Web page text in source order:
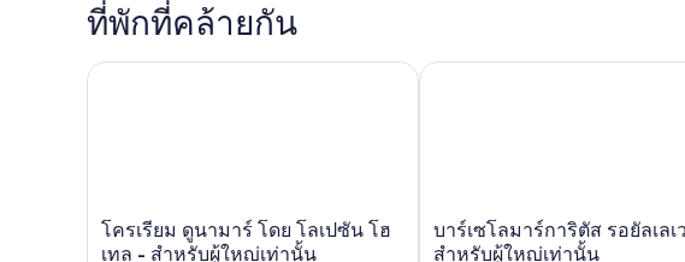
ที่พักที่คล้ายกัน
โค
ร
โครเรียม ดูนามาร์ โดย โลเปซัน โฮ
เทล - สำหรับผู้ใหญ่เท่านั้น
โครเรียม ดูนามาร์ โดย โลเปซัน โฮเทล - สำหรับผู้ใหญ่เท่านั้น
บาร์
เซ
บาร์เซโลมาร์การิตัส รอยัลเลเ
สำหรับผู้ใหญ่เท่านั้น
บาร์เซโลมาร์การิตัส รอยัลเลเว